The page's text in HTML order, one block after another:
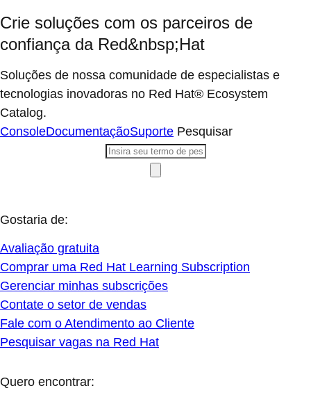
Crie soluções com os parceiros de
confiança da Red&nbsp;Hat
Soluções de nossa comunidade de especialistas e
tecnologias inovadoras no Red Hat® Ecosystem
Catalog.
ConsoleDocumentaçãoSuporte Pesquisar
Gostaria de:
Avaliação gratuita
Comprar uma Red Hat Learning Subscription
Gerenciar minhas subscrições
Contate o setor de vendas
Fale com o Atendimento ao Cliente
Pesquisar vagas na Red Hat
Quero encontrar: